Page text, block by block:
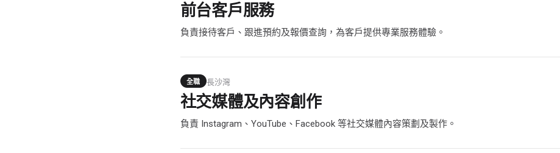
前台客戶服務
負責接待客戶、跟進預約及報價查詢，為客戶提供專業服務體驗。
全職 長沙灣
社交媒體及內容創作
負責 Instagram、YouTube、Facebook 等社交媒體內容策劃及製作。